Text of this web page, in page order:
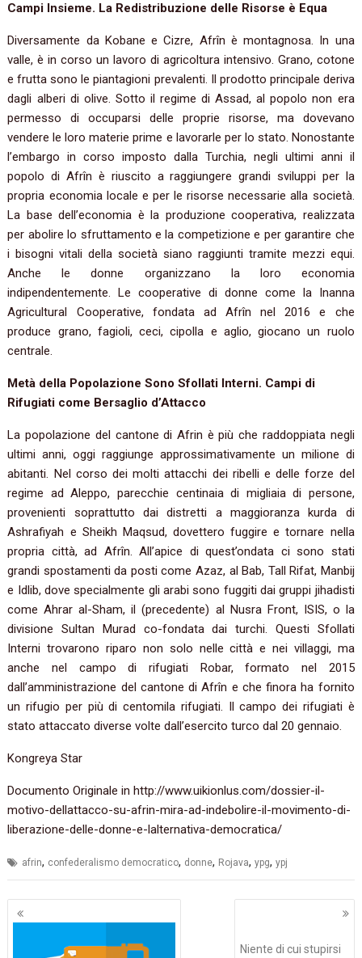
Campi Insieme. La Redistribuzione delle Risorse è Equa
Diversamente da Kobane e Cizre, Afrîn è montagnosa. In una
valle, è in corso un lavoro di agricoltura intensivo. Grano, cotone
e frutta sono le piantagioni prevalenti. Il prodotto principale deriva
dagli alberi di olive. Sotto il regime di Assad, al popolo non era
permesso di occuparsi delle proprie risorse, ma dovevano
vendere le loro materie prime e lavorarle per lo stato. Nonostante
l’embargo in corso imposto dalla Turchia, negli ultimi anni il
popolo di Afrîn è riuscito a raggiungere grandi sviluppi per la
propria economia locale e per le risorse necessarie alla società.
La base dell’economia è la produzione cooperativa, realizzata
per abolire lo sfruttamento e la competizione e per garantire che
i bisogni vitali della società siano raggiunti tramite mezzi equi.
Anche le donne organizzano la loro economia
indipendentemente. Le cooperative di donne come la Inanna
Agricultural Cooperative, fondata ad Afrîn nel 2016 e che
produce grano, fagioli, ceci, cipolla e aglio, giocano un ruolo
centrale.
Metà della Popolazione Sono Sfollati Interni. Campi di
Rifugiati come Bersaglio d’Attacco
La popolazione del cantone di Afrin è più che raddoppiata negli
ultimi anni, oggi raggiunge approssimativamente un milione di
abitanti. Nel corso dei molti attacchi dei ribelli e delle forze del
regime ad Aleppo, parecchie centinaia di migliaia di persone,
provenienti soprattutto dai distretti a maggioranza kurda di
Ashrafiyah e Sheikh Maqsud, dovettero fuggire e tornare nella
propria città, ad Afrîn. All’apice di quest’ondata ci sono stati
grandi spostamenti da posti come Azaz, al Bab, Tall Rifat, Manbij
e Idlib, dove specialmente gli arabi sono fuggiti dai gruppi jihadisti
come Ahrar al-Sham, il (precedente) al Nusra Front, ISIS, o la
divisione Sultan Murad co-fondata dai turchi. Questi Sfollati
Interni trovarono riparo non solo nelle città e nei villaggi, ma
anche nel campo di rifugiati Robar, formato nel 2015
dall’amministrazione del cantone di Afrîn e che finora ha fornito
un rifugio per più di centomila rifugiati. Il campo dei rifugiati è
stato attaccato diverse volte dall’esercito turco dal 20 gennaio.
Kongreya Star
Documento Originale in http://www.uikionlus.com/dossier-il-
motivo-dellattacco-su-afrin-mira-ad-indebolire-il-movimento-di-
liberazione-delle-donne-e-lalternativa-democratica/
afrin, confederalismo democratico, donne, Rojava,ypg,ypj
Navigazione
articoli
Niente di cui stupirsi